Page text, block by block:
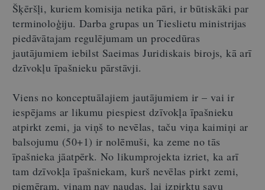
Šķēršļi, kuriem komisija netika pāri, ir būtiskāki par
terminoloģiju. Darba grupas un Tieslietu ministrijas
piedāvātajam regulējumam un procedūras
jautājumiem iebilst Saeimas Juridiskais birojs, kā arī
dzīvokļu īpašnieku pārstāvji.
Viens no konceptuālajiem jautājumiem ir – vai ir
iespējams ar likumu piespiest dzīvokļa īpašnieku
atpirkt zemi, ja viņš to nevēlas, taču viņa kaimiņi ar
balsojumu (50+1) ir nolēmuši, ka zeme no tās
īpašnieka jāatpērk. No likumprojekta izriet, ka arī
tam dzīvokļa īpašniekam, kurš nevēlas pirkt zemi,
piemēram, viņam nav naudas, lai izpirktu savu